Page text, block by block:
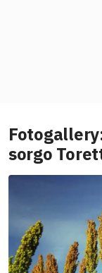
sorgo